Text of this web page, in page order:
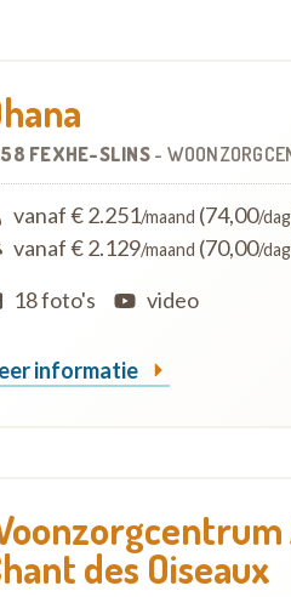
FEXHE-SLINS-
vanaf € 2.251/maand (74,00/dag
vanaf € 2.129/maand (70,00/dag
18 foto's
video
informatie
des Oiseaux